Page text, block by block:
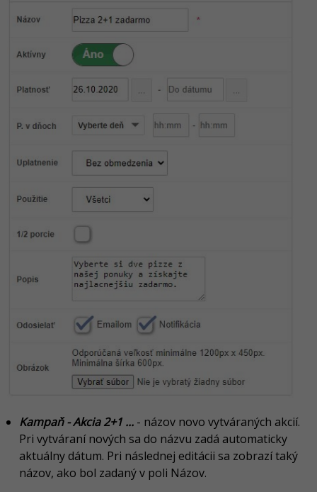
Kampaň - Akcia 2+1 ... - názov novo vytváraných akcií.
Pri vytváraní nových sa do názvu zadá automaticky
aktuálny dátum. Pri následnej editácii sa zobrazí taký
názov, ako bol zadaný v poli Názov.